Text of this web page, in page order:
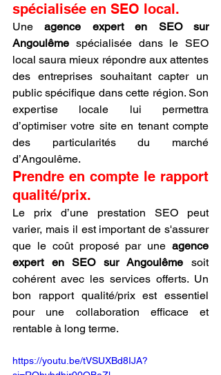
spécialisée en SEO local.
Une agence expert en SEO sur
Angoulême spécialisée dans le SEO
local saura mieux répondre aux attentes
des entreprises souhaitant capter un
public spécifique dans cette région. Son
expertise locale lui permettra
d’optimiser votre site en tenant compte
des particularités du marché
d’Angoulême.
Prendre en compte le rapport
qualité/prix.
Le prix d’une prestation SEO peut
varier, mais il est important de s'assurer
que le coût proposé par une agence
expert en SEO sur Angoulême soit
cohérent avec les services offerts. Un
bon rapport qualité/prix est essentiel
pour une collaboration efficace et
rentable à long terme.
https://youtu.be/tVSUXBd8IJA?